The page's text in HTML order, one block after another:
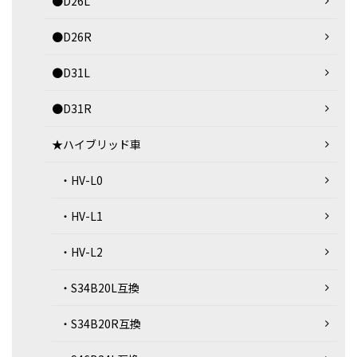
●D26R
●D31L
●D31R
★ハイブリッド車
・HV-L0
・HV-L1
・HV-L2
・S34B20L互換
・S34B20R互換